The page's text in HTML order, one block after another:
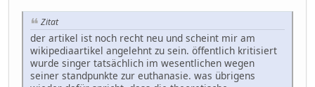
Zitat
der artikel ist noch recht neu und scheint mir am
wikipediaartikel angelehnt zu sein. öffentlich kritisiert
wurde singer tatsächlich im wesentlichen wegen
seiner standpunkte zur euthanasie. was übrigens